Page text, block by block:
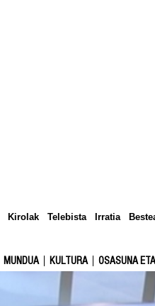
Kirolak Telebista Irratia
MUNDUA KULTURA OSASUNA